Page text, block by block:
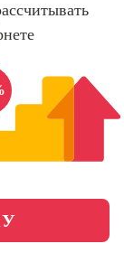
Интернет-
Менеджер по
маркетингу в
социальных
сетях (SMM-
Специалист по
таргетингу